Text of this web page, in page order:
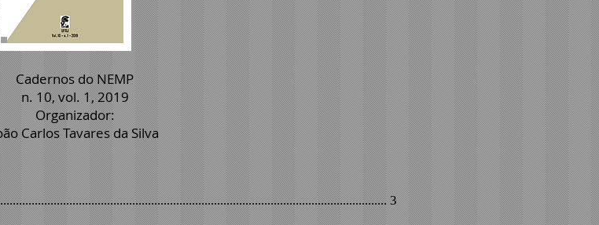
Cadernos do NEMP
n. 10, vol. 1, 2019
Organizador:
Carlos Tavares da Silva
3